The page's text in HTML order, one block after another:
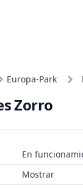
Europa-Park
Zorro
En
Mostrar